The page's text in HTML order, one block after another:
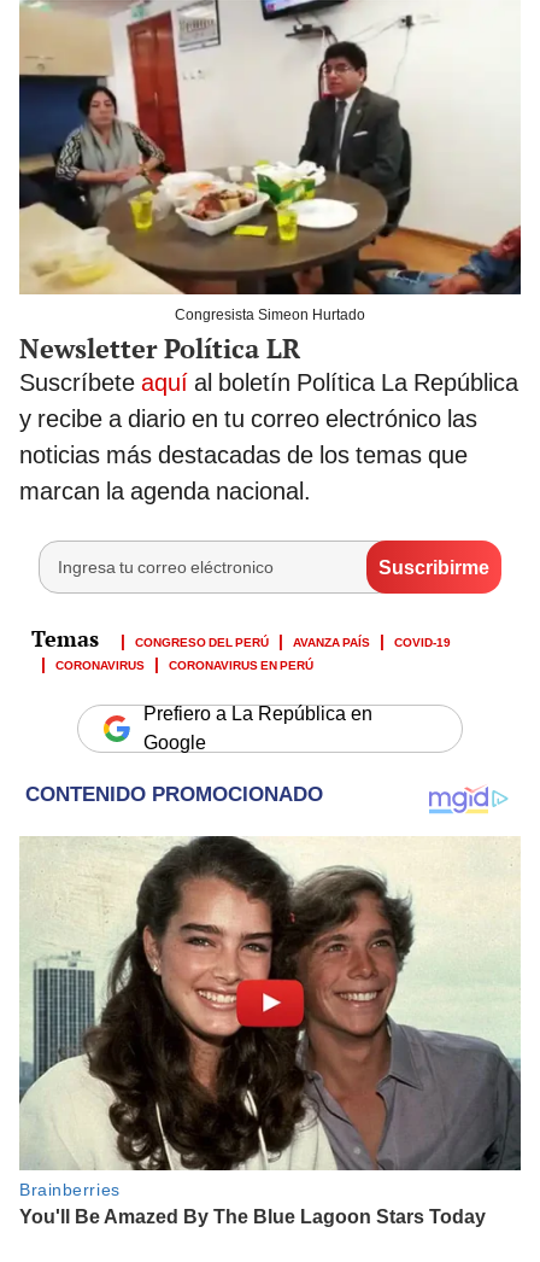
Congresista Simeon Hurtado
Newsletter Política LR
Suscríbete aquí al boletín Política La República
y recibe a diario en tu correo electrónico las
noticias más destacadas de los temas que
marcan la agenda nacional.
CONGRESO DEL PERÚ AVANZA PAÍS
COVID-19
CORONAVIRUS
CORONAVIRUS EN PERÚ
Prefiero a La República en
Google